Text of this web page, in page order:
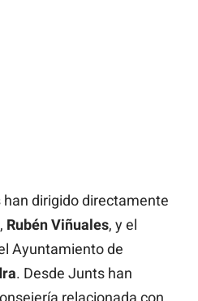
dirigido directamente
Rubén Viñuales, y el
Ayuntamiento de
. Desde Junts han
relacionada con